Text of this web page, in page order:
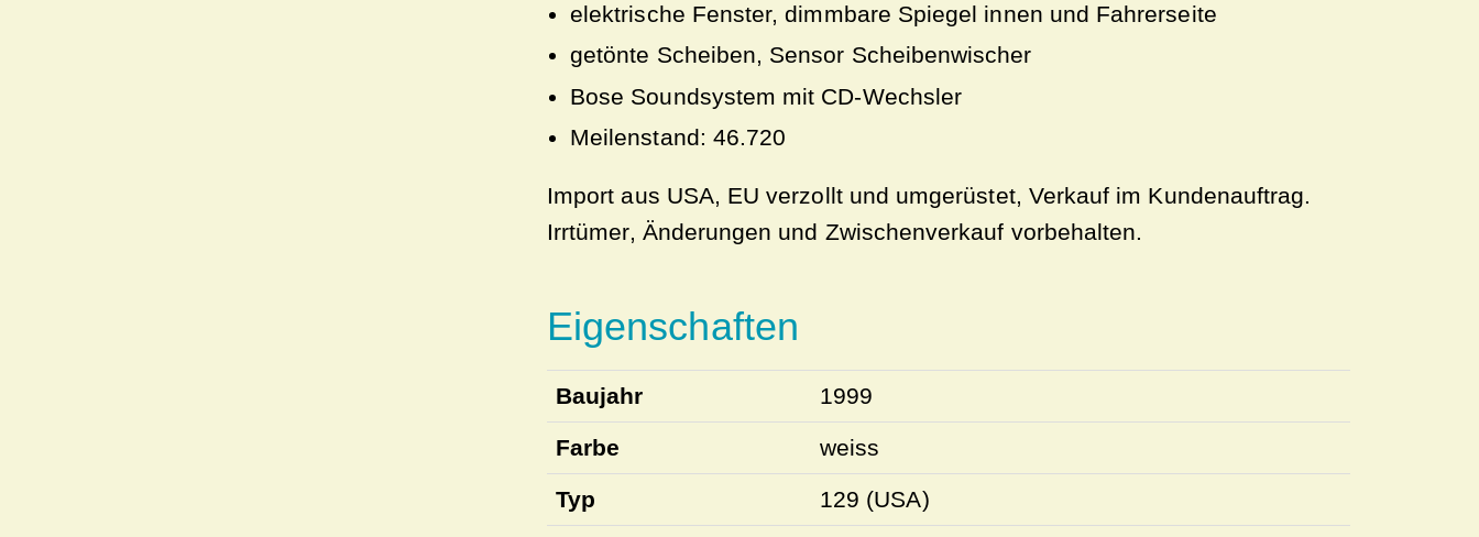
elektrische Fenster, dimmbare Spiegel innen und Fahrerseite
getönte Scheiben, Sensor Scheibenwischer
Bose Soundsystem mit CD-Wechsler
Meilenstand: 46.720
Import aus USA, EU verzollt und umgerüstet, Verkauf im Kundenauftrag.
Irrtümer, Änderungen und Zwischenverkauf vorbehalten.
Eigenschaften
Baujahr 1999
Farbe weiss
Typ 129 (USA)